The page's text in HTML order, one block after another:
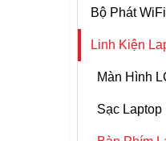
Hub USB -
Box HDD
Bộ Chuyển
Máy Tính
Bút Trình
Webcam
Ba Lô -Túi
Túi Chống
Laptop Dell
Laptop HP
Laptop
Laptop
Bộ Phát
WIFI 5G
WIFI 4G
Anten 3G 4G
Linh Kiện
Màn Hình
Dell
Sạc Laptop